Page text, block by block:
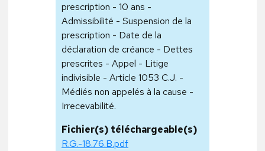
prescription - 10 ans -
Admissibilité - Suspension de la
prescription - Date de la
déclaration de créance - Dettes
prescrites - Appel - Litige
indivisible - Article 1053 C.J. -
Médiés non appelés à la cause -
Irrecevabilité.
Fichier(s) téléchargeable(s)
R.G.-18.76.B.pdf